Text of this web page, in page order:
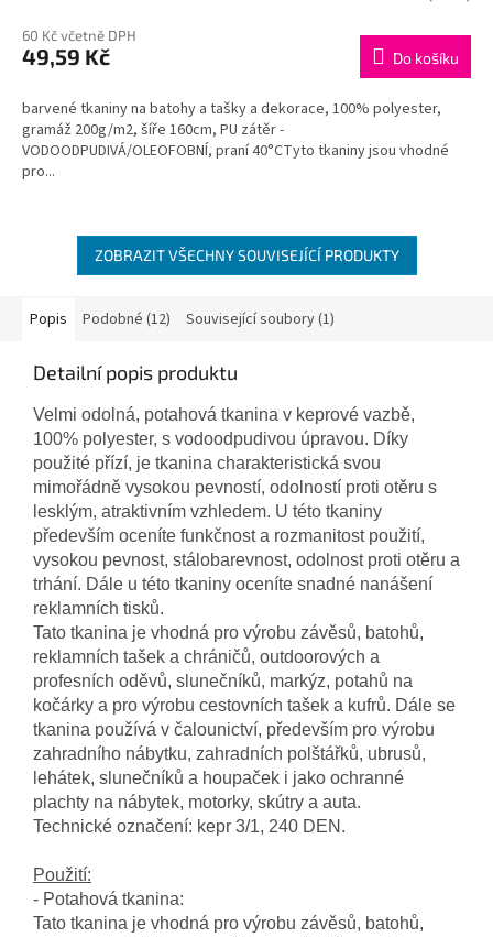
M
A
60 Kč včetně DPH
49,59 Kč Do košíku
barvené tkaniny na batohy a tašky a dekorace, 100% polyester,
gramáž 200g/m2, šíře 160cm, PU zátěr -
VODOODPUDIVÁ/OLEOFOBNÍ, praní 40°CTyto tkaniny jsou vhodné
pro...
ZOBRAZIT VŠECHNY SOUVISEJÍCÍ PRODUKTY
Popis Podobné (12) Související soubory (1)
Detailní popis produktu
Velmi odolná, potahová tkanina v keprové vazbě,
100% polyester, s vodoodpudivou úpravou. Díky
použité přízí, je tkanina charakteristická svou
mimořádně vysokou pevností, odolností proti otěru s
lesklým, atraktivním vzhledem. U této tkaniny
především oceníte funkčnost a rozmanitost použití,
vysokou pevnost, stálobarevnost, odolnost proti otěru a
trhání. Dále u této tkaniny oceníte snadné nanášení
reklamních tisků.
Tato tkanina je vhodná pro výrobu závěsů, batohů,
reklamních tašek a chráničů, outdoorových a
profesních oděvů, slunečníků, markýz, potahů na
kočárky a pro výrobu cestovních tašek a kufrů. Dále se
tkanina používá v čalounictví, především pro výrobu
zahradního nábytku, zahradních polštářků, ubrusů,
lehátek, slunečníků a houpaček i jako ochranné
plachty na nábytek, motorky, skútry a auta.
Technické označení: kepr 3/1, 240 DEN.
Použití:
- Potahová tkanina:
Tato tkanina je vhodná pro výrobu závěsů, batohů,